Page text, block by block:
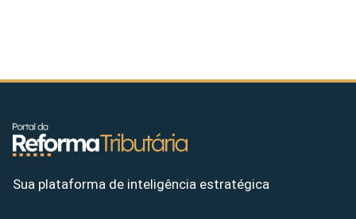
Sua plataforma de inteligência estratégica